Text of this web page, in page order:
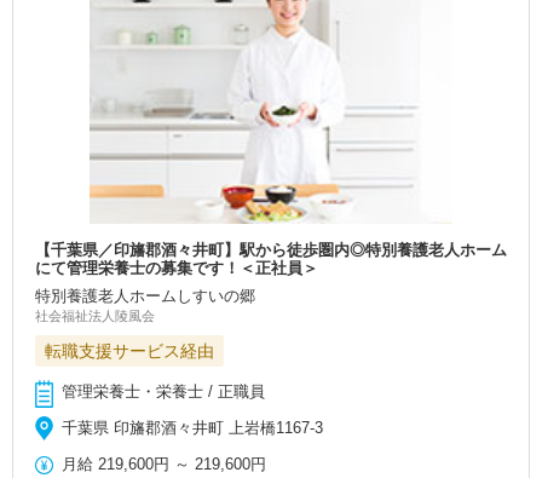
【千葉県／印旛郡酒々井町】駅から徒歩圏内◎特別養護老人ホーム
にて管理栄養士の募集です！＜正社員＞
特別養護老人ホームしすいの郷
社会福祉法人陵風会
転職支援サービス経由
管理栄養士・栄養士 / 正職員
千葉県 印旛郡酒々井町 上岩橋1167-3
月給 219,600円 ～ 219,600円